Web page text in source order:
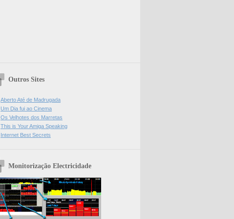
Outros Sites
Aberto Até de Madrugada
Um Dia fui ao Cinema
Os Velhotes dos Marretas
This is Your Amiga Speaking
Internet Best Secrets
Monitorização Electricidade